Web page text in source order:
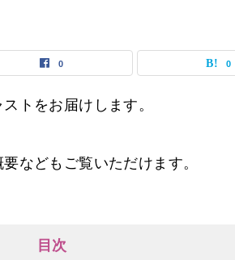
0 0
トをお届けします。
などもご覧いただけます。
目次